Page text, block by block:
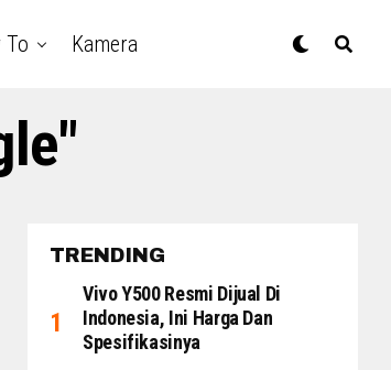
To Kamera
TRENDING
Vivo Y500 Resmi Dijual Di
Indonesia, Ini Harga Dan
Spesifikasinya